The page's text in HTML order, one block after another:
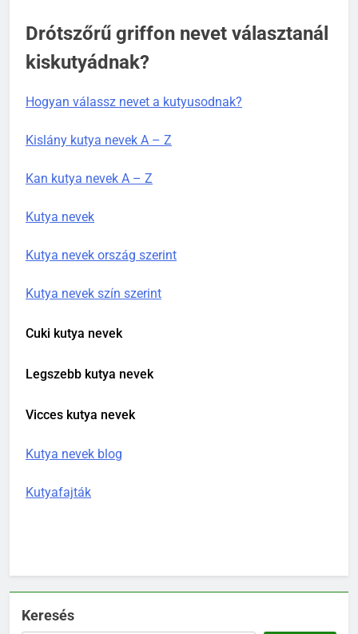
Drótszőrű griffon nevet választanál
kiskutyádnak?
Hogyan válassz nevet a kutyusodnak?
Kislány kutya nevek A – Z
Kan kutya nevek A – Z
Kutya nevek
Kutya nevek ország szerint
Kutya nevek szín szerint
Cuki kutya nevek
Legszebb kutya nevek
Vicces kutya nevek
Kutya nevek blog
Kutyafajták
Keresés